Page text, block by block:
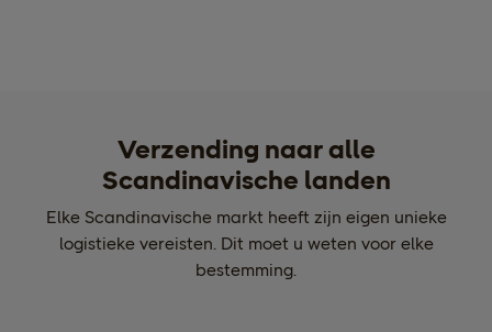
Verzending naar alle
Scandinavische landen
Elke Scandinavische markt heeft zijn eigen unieke
logistieke vereisten. Dit moet u weten voor elke
bestemming.